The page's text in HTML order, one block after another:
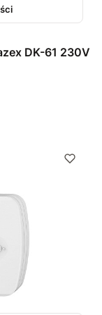
DK-61 230V